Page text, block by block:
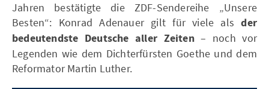
Jahren bestätigte die ZDF-Sendereihe „Unsere
Besten“: Konrad Adenauer gilt für viele alsder
bedeutendste Deutsche aller Zeiten– noch vor
Legenden wie dem Dichterfürsten Goethe und dem
Reformator Martin Luther.